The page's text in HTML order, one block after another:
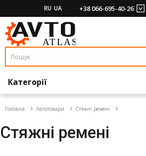
RU UA +38 066-695-40-26
Категорії
Головна Автотовари Стяжні ремені
Стяжні ремені